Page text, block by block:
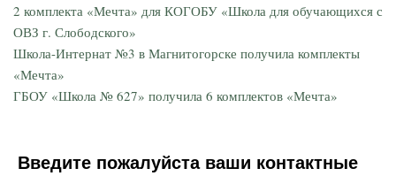
2 комплекта «Мечта» для КОГОБУ «Школа для обучающихся с
ОВЗ г. Слободского»
Школа-Интернат №3 в Магнитогорске получила комплекты
«Мечта»
ГБОУ «Школа № 627» получила 6 комплектов «Мечта»
Введите пожалуйста ваши контактные